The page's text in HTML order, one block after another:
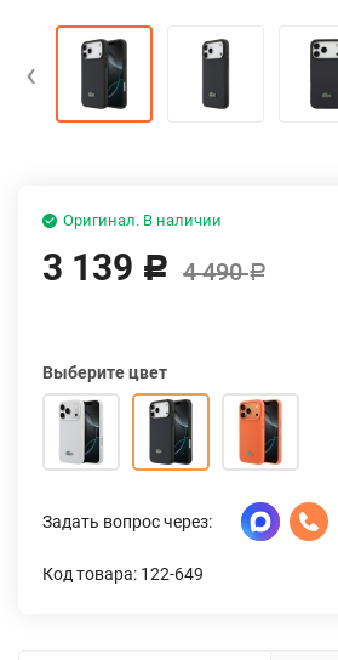
‹
Оригинал. В наличии
3 139 Р 4 490Р
Выберите цвет
Задать вопрос через:
Код товара: 122-649